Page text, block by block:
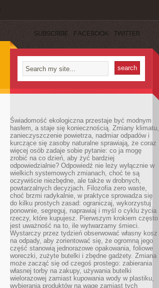
SUBSCRIBE FACEBOOK TWITTER
Świadomość ekologiczna przestaje być modnym
hasłem, a staje się koniecznością. Zmiany klimatu,
zanieczyszczenie powietrza, nadmiar odpadów i
kurczące się zasoby naturalne sprawiają, że coraz
więcej osób zadaje sobie pytanie: co ja mogę
zrobić na co dzień, aby żyć bardziej
odpowiedzialnie? Odpowiedź nie leży wyłącznie w
wielkich systemowych zmianach, choć te są
oczywiście niezbędne, ale także w drobnych,
powtarzalnych decyzjach. Filozofia zero waste,
choć brzmi radykalnie, w praktyce sprowadza się
do kilku prostych zasad: ograniczaj, wykorzystuj
ponownie, segreguj, naprawiaj i myśl o cyklu życia
rzeczy, które kupujesz. Pierwszym krokiem często
jest uważność na to, ile wytwarzamy śmieci.
Wystarczy przez tydzień obserwować własny kosz
na odpady, aby zorientować się, że ogromną jego
część stanowią jednorazowe opakowania, foliowe
woreczki, zużyte butelki i zbędne gadżety. Zmiana
może zacząć się od czegoś prostego: zabierania
własnej torby na zakupy, używania butelki
wielorazowej zamiast kupowania wody w plastiku,
wybierania produktów na wagę zamiast tych